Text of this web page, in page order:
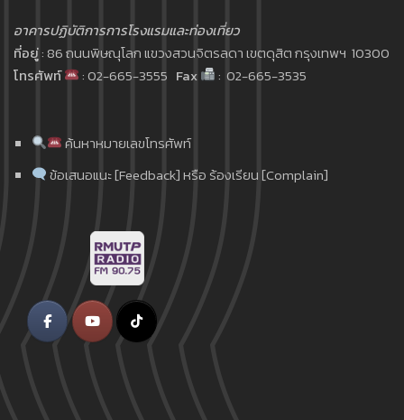
อาคารปฏิบัติการการโรงแรมและท่องเที่ยว
ที่อยู่: 86 ถนนพิษณุโลก แขวงสวนจิตรลดา เขตดุสิต กรุงเทพฯ 10300
โทรศัพท์
: 02-665-3555 Fax : 02-665-3535
ค้นหาหมายเลขโทรศัพท์
ข้อเสนอแนะ [Feedback] หรือ ร้องเรียน [Complain]